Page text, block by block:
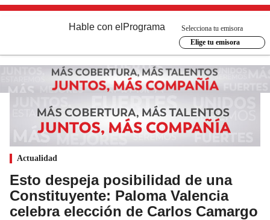
Hable con el Programa
Selecciona tu emisora
Elige tu emisora
Actualidad
Esto despeja posibilidad de una
Constituyente: Paloma Valencia
celebra elección de Carlos Camargo